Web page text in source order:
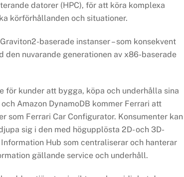
datorer (HPC), för att köra komplexa
körförhållanden och situationer.
baserade instanser – som konsekvent
nuvarande generationen av x86-baserade
för kunder att bygga, köpa och underhålla sina
Amazon DynamoDB kommer Ferrari att
som Ferrari Car Configurator. Konsumenter kan
sig i den med högupplösta 2D- och 3D-
Hub som centraliserar och hanterar
gällande service och underhåll.